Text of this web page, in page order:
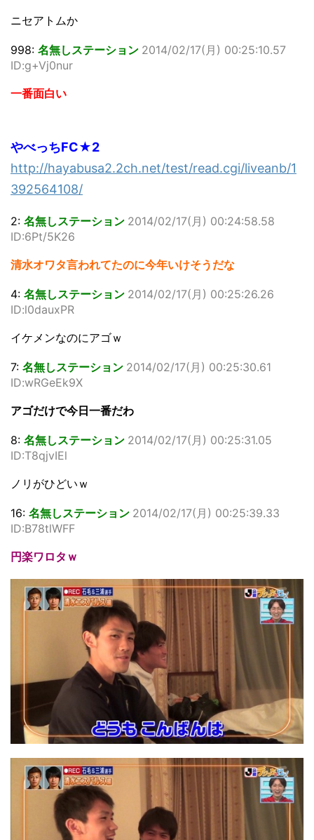
ニセアトムか
998: 名無しステーション 2014/02/17(月) 00:25:10.57
ID:g+Vj0nur
一番面白い
やべっちFC★2
http://hayabusa2.2ch.net/test/read.cgi/liveanb/1
392564108/
2: 名無しステーション 2014/02/17(月) 00:24:58.58
ID:6Pt/5K26
清水オワタ言われてたのに今年いけそうだな
4: 名無しステーション 2014/02/17(月) 00:25:26.26
ID:l0dauxPR
イケメンなのにアゴｗ
7: 名無しステーション 2014/02/17(月) 00:25:30.61
ID:wRGeEk9X
アゴだけで今日一番だわ
8: 名無しステーション 2014/02/17(月) 00:25:31.05
ID:T8qjvIEl
ノリがひどいｗ
16: 名無しステーション 2014/02/17(月) 00:25:39.33
ID:B78tlWFF
円楽ワロタｗ